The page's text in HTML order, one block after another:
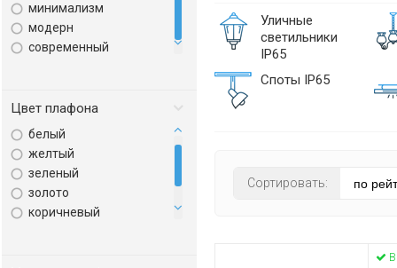
минимализм
модерн
современный
Цвет плафона
белый
желтый
зеленый
золото
коричневый
Уличные
светильники
IP65
Споты IP65
Сортировать: